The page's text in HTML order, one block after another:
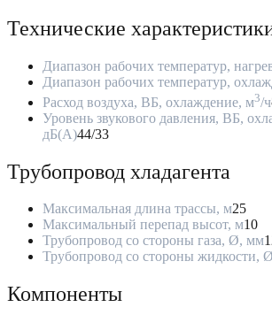
Технические
Диапазон рабочих температур,
Диапазон рабочих температур,
Расход воздуха, ВБ, охлаждение, м3/ч
Уровень звукового давления, ВБ,
дБ(А)44/33
Трубопровод хладагента
Максимальная длина трассы, м25
Максимальный перепад высот, м10
Трубопровод со стороны газа, Ø, мм
Трубопровод со стороны жидкости,
Компоненты